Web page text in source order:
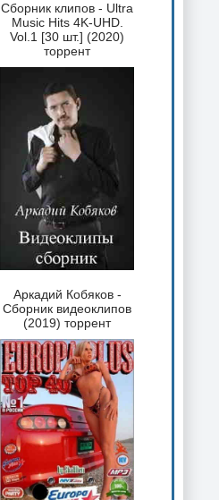
Сборник клипов - Ultra
Music Hits 4K-UHD.
Vol.1 [30 шт.] (2020)
торрент
Аркадий Кобяков -
Сборник видеоклипов
(2019) торрент